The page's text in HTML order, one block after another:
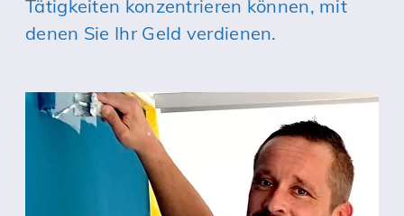
Tätigkeiten konzentrieren können, mit
denen Sie Ihr Geld verdienen.